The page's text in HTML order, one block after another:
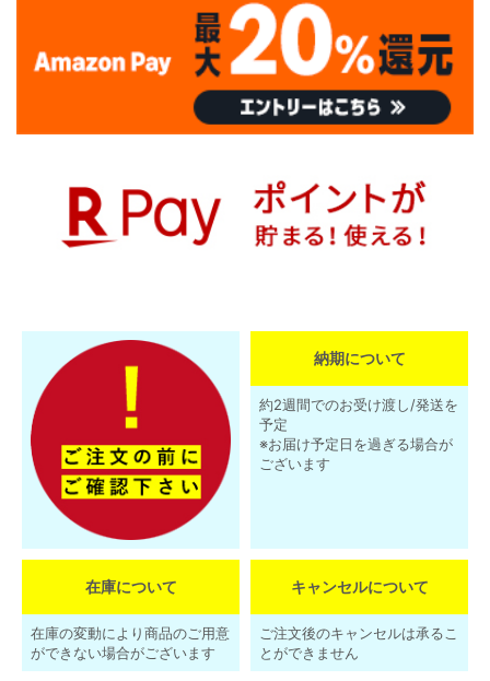
納期について
約2週間でのお受け渡し/発送を
予定
※お届け予定日を過ぎる場合が
ございます
在庫について
在庫の変動により商品のご用意
ができない場合がございます
キャンセルについて
ご注文後のキャンセルは承るこ
とができません